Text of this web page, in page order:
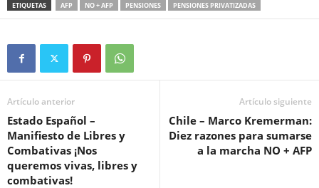
ETIQUETAS AFP NO + AFP PENSIONES PENSIONES PRIVATIZADAS
Artículo anterior
Estado Español –
Manifiesto de Libres y
Combativas ¡Nos
queremos vivas, libres y
combativas!
Artículo siguiente
Chile – Marco Kremerman:
Diez razones para sumarse
a la marcha NO + AFP